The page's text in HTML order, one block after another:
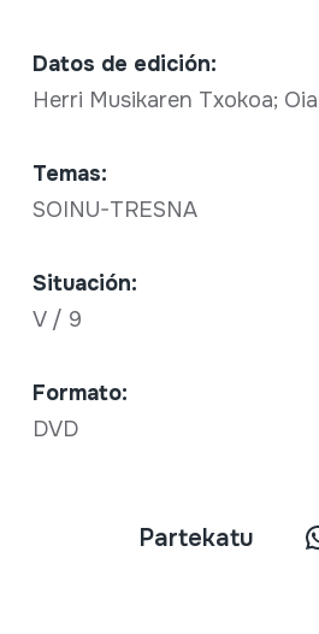
Datos de edición:
Herri Musikaren Txokoa;
Temas:
SOINU-TRESNA
Situación:
V / 9
Formato:
DVD
Partekatu